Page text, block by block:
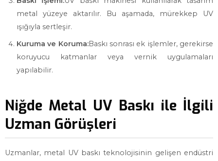
metal yüzeye aktarılır. Bu aşamada, mürekkep UV
ışığıyla sertleşir.
Kuruma ve Koruma:Baskı sonrası ek işlemler, gerekirse
koruyucu katmanlar veya vernik uygulamaları
yapılabilir.
Niğde Metal UV Baskı ile İlgili
Uzman Görüşleri
Uzmanlar, metal UV baskı teknolojisinin gelişen endüstri